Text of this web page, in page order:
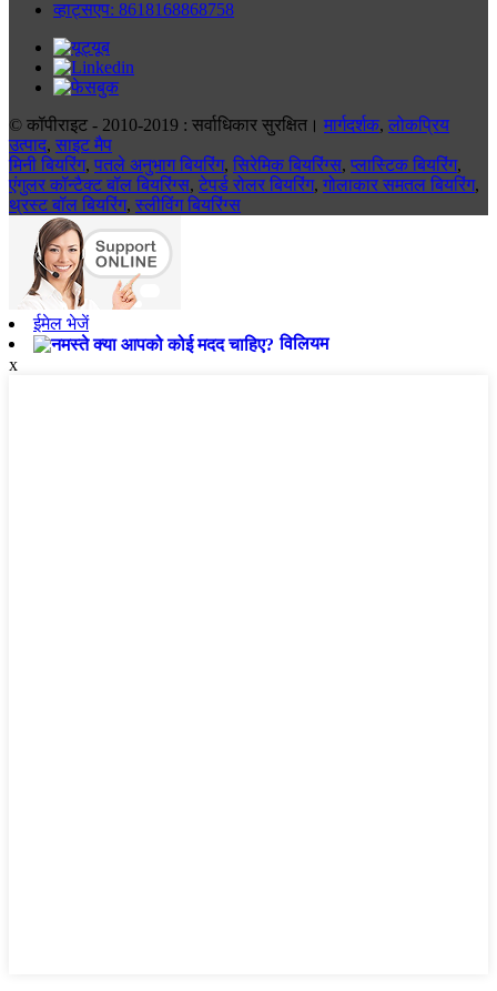
व्हाट्सएप: 8618168868758
© कॉपीराइट - 2010-2019 : सर्वाधिकार सुरक्षित। मार्गदर्शक, लोकप्रिय
उत्पाद, साइट मैप
मिनी बियरिंग, पतले अनुभाग बियरिंग, सिरेमिक बियरिंग्स, प्लास्टिक बियरिंग,
एंगुलर कॉन्टैक्ट बॉल बियरिंग्स, टेपर्ड रोलर बियरिंग, गोलाकार समतल बियरिंग,
थ्रस्ट बॉल बियरिंग, स्लीविंग बियरिंग्स
ईमेल भेजें
विलियम
x